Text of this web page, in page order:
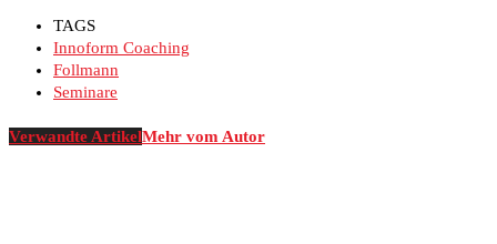
TAGS
Innoform Coaching
Follmann
Seminare
Verwandte ArtikelMehr vom Autor